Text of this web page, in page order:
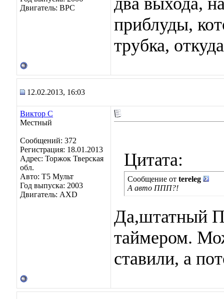
Двигатель: BPC
приблуды,
трубка,
12.02.2013, 16:03
Виктор С
Местный
Сообщений: 372
Регистрация: 18.01.2013
Адрес: Торжок Тверская
обл.
Авто: Т5 Мульт
Год выпуска: 2003
Двигатель: AXD
Цитата:
Сообщение от tereleg
А авто ППП?!
Да,штатный
таймером.
ставили, а